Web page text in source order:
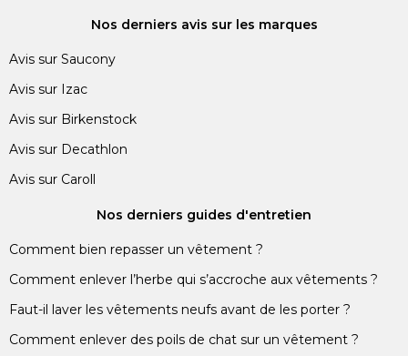
Nos derniers avis sur les marques
Avis sur Saucony
Avis sur Izac
Avis sur Birkenstock
Avis sur Decathlon
Avis sur Caroll
Nos derniers guides d'entretien
Comment bien repasser un vêtement ?
Comment enlever l’herbe qui s’accroche aux vêtements ?
Faut-il laver les vêtements neufs avant de les porter ?
Comment enlever des poils de chat sur un vêtement ?